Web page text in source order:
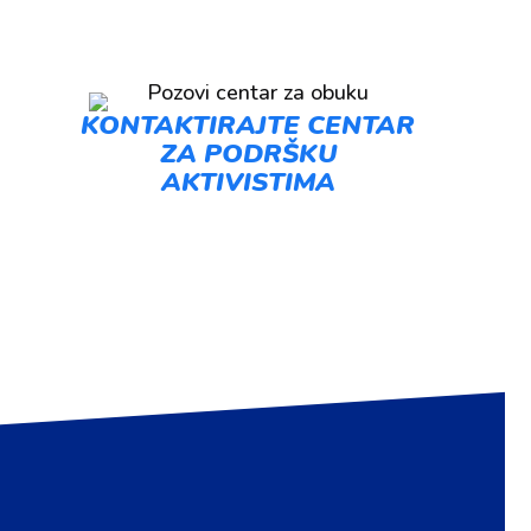
KONTAKTIRAJTE CENTAR
ZA PODRŠKU
AKTIVISTIMA